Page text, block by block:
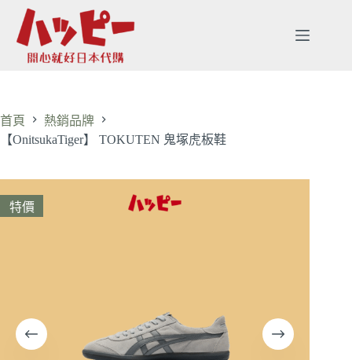
首頁
熱銷品牌
【OnitsukaTiger】 TOKUTEN 鬼塚虎板鞋
特價